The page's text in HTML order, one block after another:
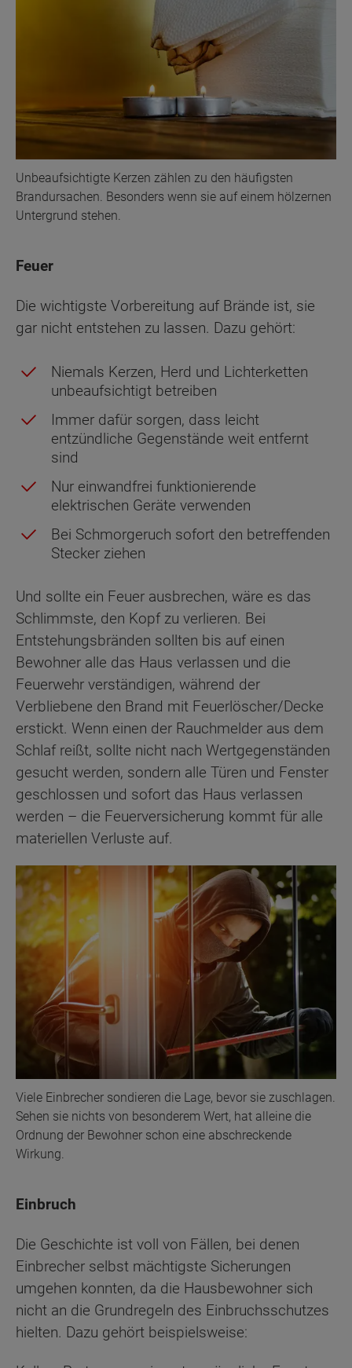
Unbeaufsichtigte Kerzen zählen zu den häufigsten
Brandursachen. Besonders wenn sie auf einem hölzernen
Untergrund stehen.
Feuer
Die wichtigste Vorbereitung auf Brände ist, sie
gar nicht entstehen zu lassen. Dazu gehört:
Niemals Kerzen, Herd und Lichterketten
unbeaufsichtigt betreiben
Immer dafür sorgen, dass leicht
entzündliche Gegenstände weit entfernt
sind
Nur einwandfrei funktionierende
elektrischen Geräte verwenden
Bei Schmorgeruch sofort den betreffenden
Stecker ziehen
Und sollte ein Feuer ausbrechen, wäre es das
Schlimmste, den Kopf zu verlieren. Bei
Entstehungsbränden sollten bis auf einen
Bewohner alle das Haus verlassen und die
Feuerwehr verständigen, während der
Verbliebene den Brand mit Feuerlöscher/Decke
erstickt. Wenn einen der Rauchmelder aus dem
Schlaf reißt, sollte nicht nach Wertgegenständen
gesucht werden, sondern alle Türen und Fenster
geschlossen und sofort das Haus verlassen
werden – die Feuerversicherung kommt für alle
materiellen Verluste auf.
Viele Einbrecher sondieren die Lage, bevor sie zuschlagen.
Sehen sie nichts von besonderem Wert, hat alleine die
Ordnung der Bewohner schon eine abschreckende
Wirkung.
Einbruch
Die Geschichte ist voll von Fällen, bei denen
Einbrecher selbst mächtigste Sicherungen
umgehen konnten, da die Hausbewohner sich
nicht an die Grundregeln des Einbruchsschutzes
hielten. Dazu gehört beispielsweise: